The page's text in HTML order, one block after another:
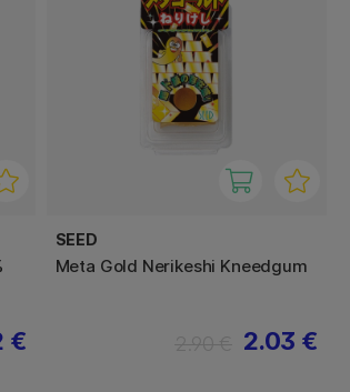
€
SEED
Meta Gold Nerikeshi Kneedgum
2.03 €